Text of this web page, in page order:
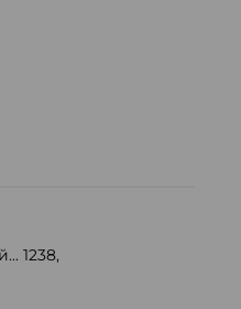
1238,